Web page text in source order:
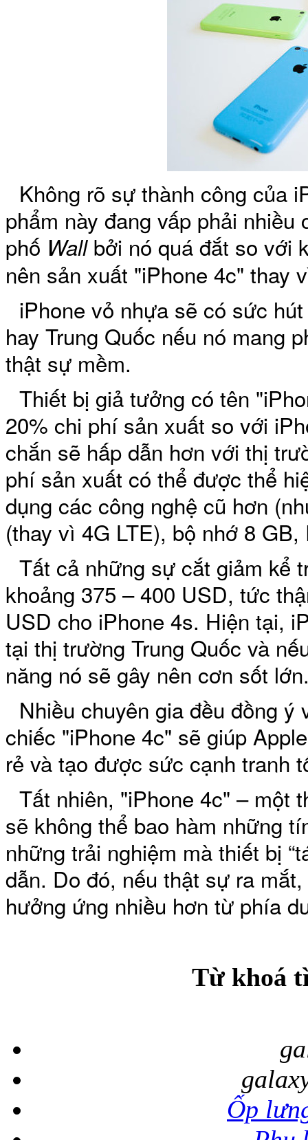
Túi xách da
Ốp lưng Sony
Bao da samsung
Ốp lưng iPhone
Bao da iPhone
Túi đựng iPad
Túi đựng
Bao da Samsung
Không rõ sự thành công của
phẩm này đang vấp phải
phố Wall bởi nó quá đắt so với
nên sản xuất "iPhone 4c" thay
iPhone vỏ nhựa sẽ có sức
hay Trung Quốc nếu nó mang
thật sự mềm.
Thiết bị giả tưởng có tên
20% chi phí sản xuất so với
chắn sẽ hấp dẫn hơn với thị
phí sản xuất có thể được thể
dụng các công nghệ cũ hơn
(thay vì 4G LTE), bộ nhớ 8
Tất cả những sự cắt giảm kể
khoảng 375 – 400 USD, tức
USD cho iPhone 4s. Hiện tại,
tại thị trường Trung Quốc và
năng nó sẽ gây nên cơn sốt
Nhiều chuyên gia đều đồng
chiếc "iPhone 4c" sẽ giúp
rẻ và tạo được sức cạnh tranh
Tất nhiên, "iPhone 4c" – một
sẽ không thể bao hàm những
những trải nghiệm mà thiết bị
dẫn. Do đó, nếu thật sự ra
hưởng ứng nhiều hơn từ phía
Từ khoá
Ốp